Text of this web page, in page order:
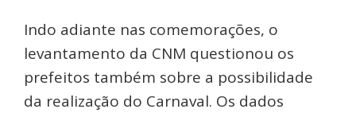
Indo adiante nas comemorações, o
levantamento da CNM questionou os
prefeitos também sobre a possibilidade
da realização do Carnaval. Os dados